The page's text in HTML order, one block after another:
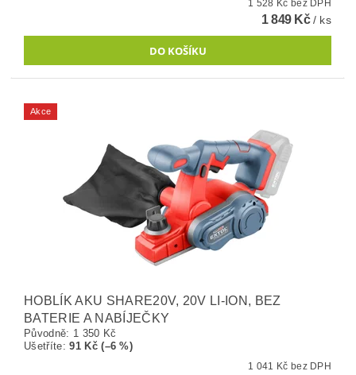
1 528 Kč bez DPH
1 849 Kč/ ks
Akce
HOBLÍK AKU SHARE20V, 20V LI-ION, BEZ
BATERIE A NABÍJEČKY
Původně: 1 350 Kč
Ušetříte:91 Kč (–6 %)
1 041 Kč bez DPH